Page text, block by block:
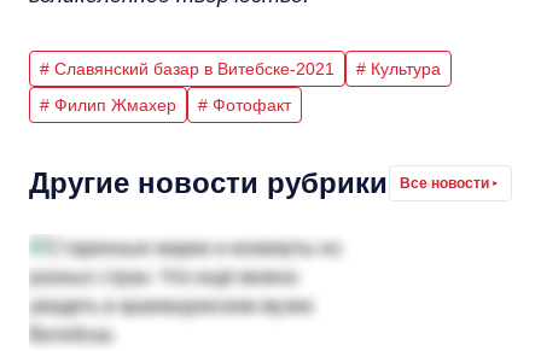
# Славянский базар в Витебске-2021
# Культура
# Филип Жмахер
# Фотофакт
Другие новости рубрики Все новости